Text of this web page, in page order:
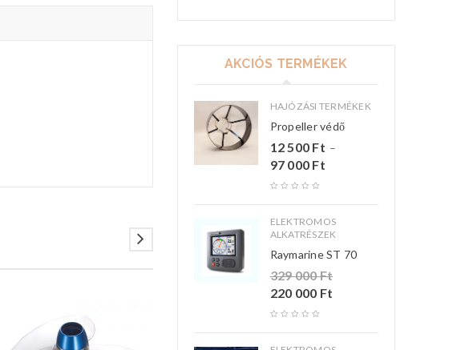
AKCIÓS TERMÉKEK
HAJÓZÁSI TERMÉKEK
Propeller védő
12 500 Ft –
97 000 Ft
ELEKTROMOS
ALKATRÉSZEK
Raymarine ST 70
329 000Ft
220 000 Ft